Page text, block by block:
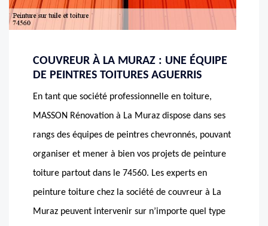
COUVREUR À LA MURAZ : UNE ÉQUIPE
DE PEINTRES TOITURES AGUERRIS
En tant que société professionnelle en toiture,
MASSON Rénovation à La Muraz dispose dans ses
rangs des équipes de peintres chevronnés, pouvant
organiser et mener à bien vos projets de peinture
toiture partout dans le 74560. Les experts en
peinture toiture chez la société de couvreur à La
Muraz peuvent intervenir sur n’importe quel type